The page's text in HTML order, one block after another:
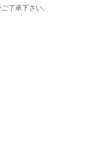
了承下さい。